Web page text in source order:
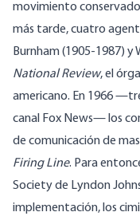
movimiento
más tarde, cuatro
Burnham (1905-1987)
National Review, el
americano. En 1966
canal Fox News— los
de comunicación de
Firing Line. Para
Society de Lyndon
implementación, los